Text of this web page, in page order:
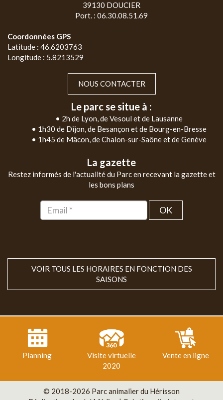
39130 DOUCIER
Port. : 06.30.08.51.69
Coordonnées GPS
Latitude : 46.6203763
Longitude : 5.8213529
NOUS CONTACTER
Le parc se situe à :
• 2h de Lyon, de Vesoul et de Lausanne
• 1h30 de Dijon, de Besançon et de Bourg-en-Bresse
• 1h45 de Mâcon, de Chalon-sur-Saône et de Genève
La gazette
Restez informés de l'actualité du Parc en recevant la gazette et
les bons plans
OK
VOIR TOUS LES HORAIRES EN FONCTION DES
SAISONS
Planning
Visite virtuelle
2020
Vente en ligne
© 2018-2026 Parc animalier du Hérisson